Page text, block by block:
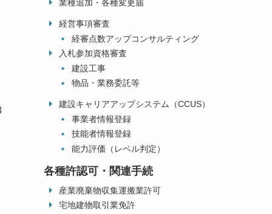
業種追加・各種変更届
経営事項審査
経審点数アップコンサルティング
入札参加資格審査
建設工事
物品・業務委託等
建設キャリアアップシステム（CCUS）
事業者情報登録
技能者情報登録
能力評価（レベル判定）
各種許認可・関連手続
産業廃棄物収集運搬業許可
宅地建物取引業免許